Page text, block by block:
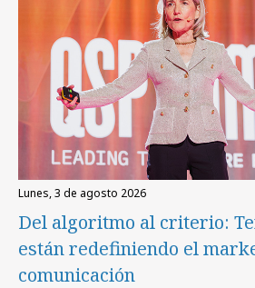
lunes, 3 de agosto 2026
Del algoritmo al criterio:
están redefiniendo el
comunicación